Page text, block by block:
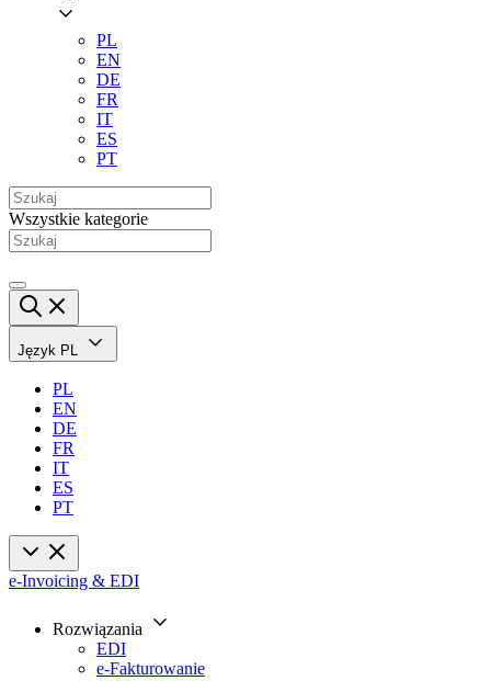
PL
EN
DE
FR
IT
ES
PT
Wszystkie kategorie
Język PL
PL
EN
DE
FR
IT
ES
PT
e-Invoicing & EDI
Rozwiązania
EDI
e-Fakturowanie